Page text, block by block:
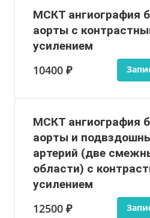
МСКТ ангиография
аорты с
усилением
10400 ₽
МСКТ ангиография
аорты и
артерий (две
области) с
усилением
12500 ₽